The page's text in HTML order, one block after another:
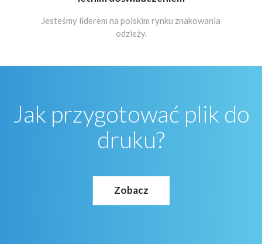
Jesteśmy liderem na polskim rynku znakowania
odzieży.
Jak przygotować plik do
druku?
Zobacz